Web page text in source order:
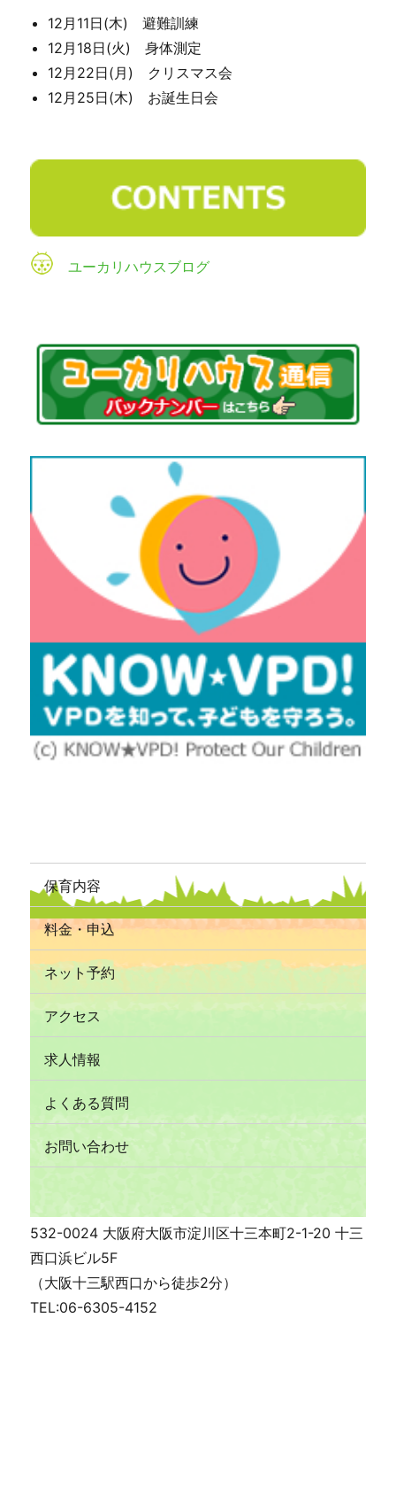
12月11日(木) 避難訓練
12月18日(火) 身体測定
12月22日(月) クリスマス会
12月25日(木) お誕生日会
ユーカリハウスブログ
保育内容
料金・申込
ネット予約
アクセス
求人情報
よくある質問
お問い合わせ
532-0024 大阪府大阪市淀川区十三本町2-1-20 十三
西口浜ビル5F
（大阪十三駅西口から徒歩2分）
TEL:06-6305-4152